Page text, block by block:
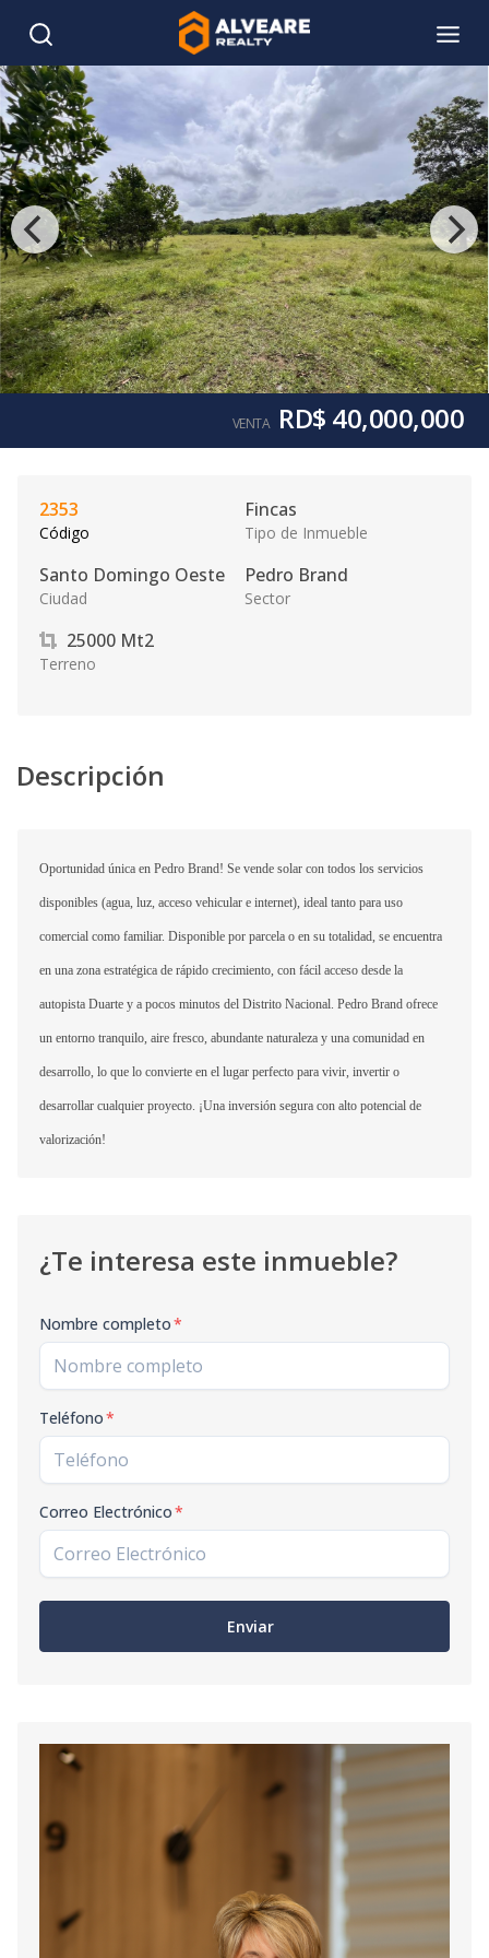
VENTA RD$ 40,000,000
2353
Código
Fincas
Tipo de Inmueble
Santo Domingo Oeste
Ciudad
Pedro Brand
Sector
25000 Mt2
Terreno
Descripción
Oportunidad única en Pedro Brand! Se vende solar con todos los servicios
disponibles (agua, luz, acceso vehicular e internet), ideal tanto para uso
comercial como familiar. Disponible por parcela o en su totalidad, se encuentra
en una zona estratégica de rápido crecimiento, con fácil acceso desde la
autopista Duarte y a pocos minutos del Distrito Nacional. Pedro Brand ofrece
un entorno tranquilo, aire fresco, abundante naturaleza y una comunidad en
desarrollo, lo que lo convierte en el lugar perfecto para vivir, invertir o
desarrollar cualquier proyecto. ¡Una inversión segura con alto potencial de
valorización!
¿Te interesa este inmueble?
Nombre completo*
Teléfono*
Correo Electrónico*
Enviar